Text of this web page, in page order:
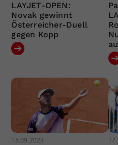
LAYJET-OPEN:
Novak gewinnt
Österreicher-Duell
gegen Kopp
18.09.2023